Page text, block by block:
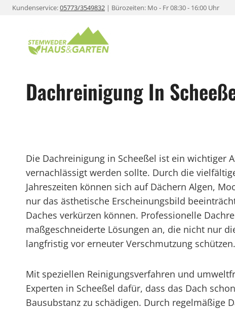
ZumKundenservice:05773/3549832 | Bürozeiten: Mo - Fr 08:30 - 16:00 Uhr
Dachreinigung In
Die Dachreinigung in Scheeßel ist ein wichtiger
vernachlässigt werden sollte. Durch die
Jahreszeiten können sich auf Dächern Algen,
nur das ästhetische Erscheinungsbild
Daches verkürzen können. Professionelle
maßgeschneiderte Lösungen an, die nicht nur
langfristig vor erneuter Verschmutzung schützen.
Mit speziellen Reinigungsverfahren und
Experten in Scheeßel dafür, dass das Dach
Bausubstanz zu schädigen. Durch regelmäßige